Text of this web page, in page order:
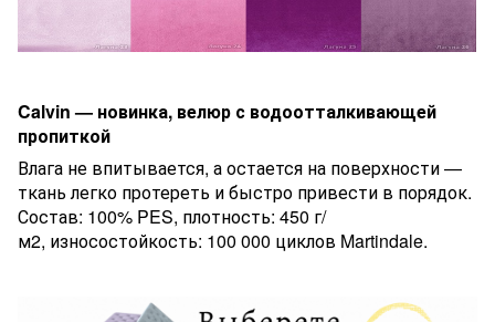
Calvin — новинка, велюр с водоотталкивающей
пропиткой
Влага не впитывается, а остается на поверхности —
ткань легко протереть и быстро привести в порядок.
Состав: 100% PES, плотность: 450 г/
м2, износостойкость: 100 000 циклов Martindale.